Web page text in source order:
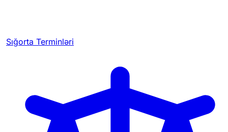
Sığorta Terminləri